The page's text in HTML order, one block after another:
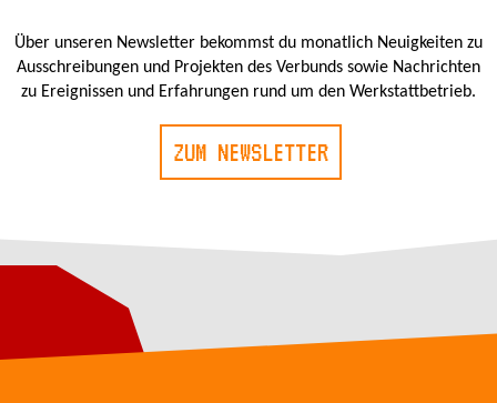
Über unseren Newsletter bekommst du monatlich Neuigkeiten zu
Ausschreibungen und Projekten des Verbunds sowie Nachrichten
zu Ereignissen und Erfahrungen rund um den Werkstattbetrieb.
ZUM NEWSLETTER